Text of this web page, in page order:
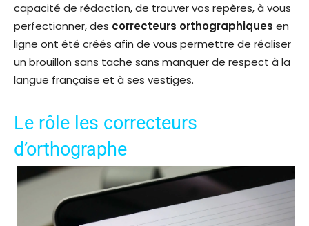
capacité de rédaction, de trouver vos repères, à vous
perfectionner, des correcteurs orthographiques en
ligne ont été créés afin de vous permettre de réaliser
un brouillon sans tache sans manquer de respect à la
langue française et à ses vestiges.
Le rôle les correcteurs
d’orthographe